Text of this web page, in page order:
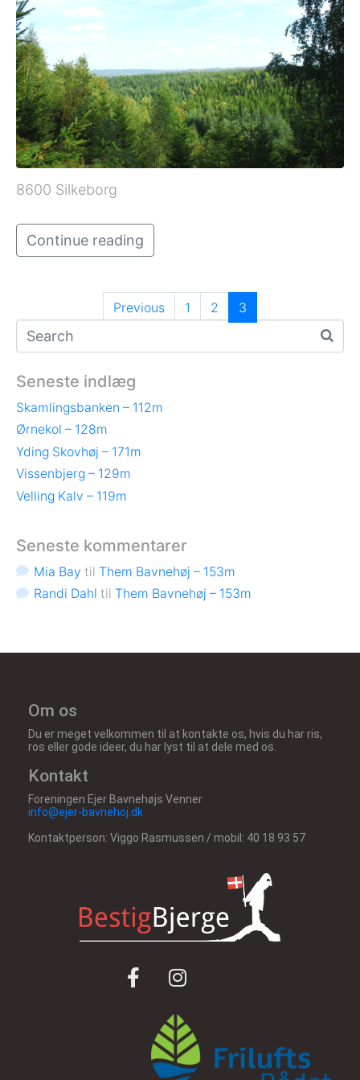
8600 Silkeborg
Continue reading
Previous 1 2 3
Seneste indlæg
Skamlingsbanken – 112m
Ørnekol – 128m
Yding Skovhøj – 171m
Vissenbjerg – 129m
Velling Kalv – 119m
Seneste kommentarer
Mia Bay til Them Bavnehøj – 153m
Randi Dahl til Them Bavnehøj – 153m
Om os
Du er meget velkommen til at kontakte os, hvis du har ris,
ros eller gode ideer, du har lyst til at dele med os.
Kontakt
Foreningen Ejer Bavnehøjs Venner
info@ejer-bavnehoj.dk
Kontaktperson: Viggo Rasmussen / mobil: 40 18 93 57